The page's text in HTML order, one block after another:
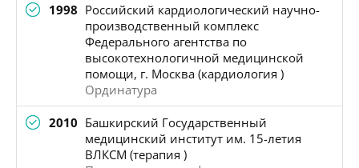
1998 Российский кардиологический научно-
производственный комплекс
Федерального агентства по
высокотехнологичной медицинской
помощи, г. Москва (кардиология )
Ординатура
2010 Башкирский Государственный
медицинский институт им. 15-летия
ВЛКСМ (терапия )